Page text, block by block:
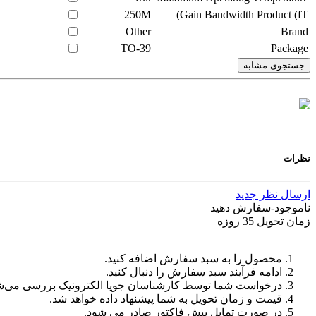
Gain Bandwidth Product (fT)
250M
Brand
Other
Package
TO-39
جستجوی مشابه
نظرات
ارسال نظر جدید
ناموجود-سفارش دهید
زمان تحویل 35 روزه
محصول را به سبد سفارش اضافه کنید.
ادامه فرآیند سبد سفارش را دنبال کنید.
درخواست شما توسط کارشناسان جویا الکترونیک بررسی
قیمت و زمان تحویل به شما پیشنهاد داده خواهد شد.
در صورت تمایل پیش فاکتور صادر می شود.